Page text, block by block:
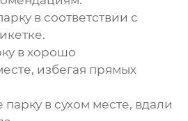
в соответствии с
в хорошо
избегая прямых
парку в сухом месте, вдали